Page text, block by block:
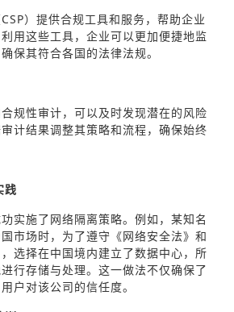
）提供合规工具和服务，帮助企业
用这些工具，企业可以更加便捷地监
保其符合各国的法律法规。
规性审计，可以及时发现潜在的风险
计结果调整其策略和流程，确保始终
践
实施了网络隔离策略。例如，某知名
市场时，为了遵守《网络安全法》和
，选择在中国境内建立了数据中心，所
行存储与处理。这一做法不仅确保了
户对该公司的信任度。